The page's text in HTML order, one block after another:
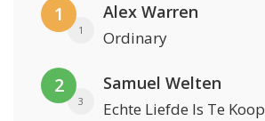
1
1
Alex Warren
Ordinary
2
3
Samuel Welten
Echte Liefde Is Te Koop